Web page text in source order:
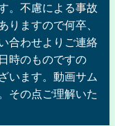
。不慮による事故
りますので何卒、
合わせよりご連絡
時のものですの
います。動画サム
その点ご理解いた